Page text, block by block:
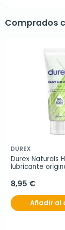
Comprados
DUREX
Durex Naturals
lubricante
8,95 €
Añadir al